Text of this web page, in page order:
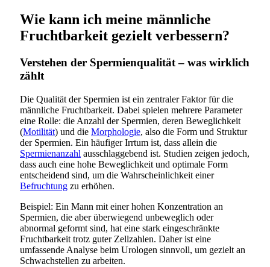
Wie kann ich meine männliche
Fruchtbarkeit gezielt verbessern?
Verstehen der Spermienqualität – was wirklich
zählt
Die Qualität der Spermien ist ein zentraler Faktor für die
männliche Fruchtbarkeit. Dabei spielen mehrere Parameter
eine Rolle: die Anzahl der Spermien, deren Beweglichkeit
(Motilität) und die Morphologie, also die Form und Struktur
der Spermien. Ein häufiger Irrtum ist, dass allein die
Spermienanzahl ausschlaggebend ist. Studien zeigen jedoch,
dass auch eine hohe Beweglichkeit und optimale Form
entscheidend sind, um die Wahrscheinlichkeit einer
Befruchtung zu erhöhen.
Beispiel: Ein Mann mit einer hohen Konzentration an
Spermien, die aber überwiegend unbeweglich oder
abnormal geformt sind, hat eine stark eingeschränkte
Fruchtbarkeit trotz guter Zellzahlen. Daher ist eine
umfassende Analyse beim Urologen sinnvoll, um gezielt an
Schwachstellen zu arbeiten.